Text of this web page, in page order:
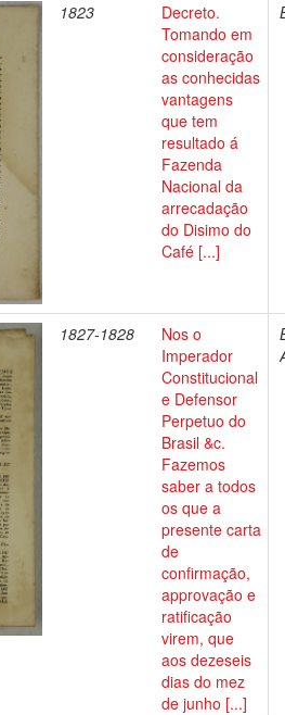
1823
Decreto.
Tomando em
consideração
as conhecidas
vantagens
que tem
resultado á
Fazenda
Nacional da
arrecadação
do Disimo do
Café [...]
1827-1828
Nos o
Imperador
Constitucional
e Defensor
Perpetuo do
Brasil &c.
Fazemos
saber a todos
os que a
presente carta
de
confirmação,
approvação e
ratificação
virem, que
aos dezeseis
dias do mez
de junho [...]